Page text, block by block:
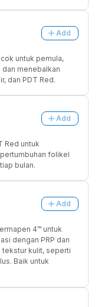
Add
untuk pemula,
menebalkan
dan PDT Red.
Add
Red untuk
folikel
bulan.
Add
4™ untuk
dengan PRP dan
tekstur kulit, seperti
Baik untuk